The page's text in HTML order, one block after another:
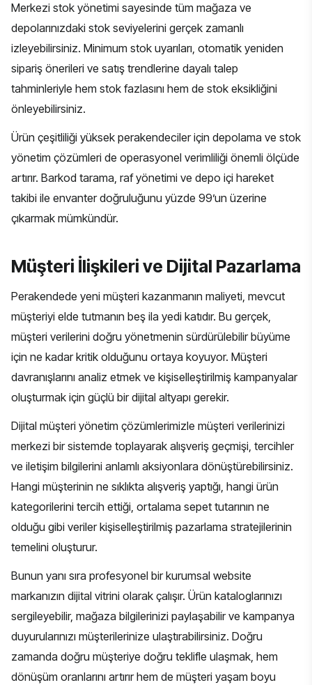
Merkezi stok yönetimi sayesinde tüm mağaza ve
depolarınızdaki stok seviyelerini gerçek zamanlı
izleyebilirsiniz. Minimum stok uyarıları, otomatik yeniden
sipariş önerileri ve satış trendlerine dayalı talep
tahminleriyle hem stok fazlasını hem de stok eksikliğini
önleyebilirsiniz.
Ürün çeşitliliği yüksek perakendeciler için depolama ve stok
yönetim çözümleri de operasyonel verimliliği önemli ölçüde
artırır. Barkod tarama, raf yönetimi ve depo içi hareket
takibi ile envanter doğruluğunu yüzde 99’un üzerine
çıkarmak mümkündür.
Müşteri İlişkileri ve Dijital Pazarlama
Perakendede yeni müşteri kazanmanın maliyeti, mevcut
müşteriyi elde tutmanın beş ila yedi katıdır. Bu gerçek,
müşteri verilerini doğru yönetmenin sürdürülebilir büyüme
için ne kadar kritik olduğunu ortaya koyuyor. Müşteri
davranışlarını analiz etmek ve kişiselleştirilmiş kampanyalar
oluşturmak için güçlü bir dijital altyapı gerekir.
Dijital müşteri yönetim çözümlerimizle müşteri verilerinizi
merkezi bir sistemde toplayarak alışveriş geçmişi, tercihler
ve iletişim bilgilerini anlamlı aksiyonlara dönüştürebilirsiniz.
Hangi müşterinin ne sıklıkta alışveriş yaptığı, hangi ürün
kategorilerini tercih ettiği, ortalama sepet tutarının ne
olduğu gibi veriler kişiselleştirilmiş pazarlama stratejilerinin
temelini oluşturur.
Bunun yanı sıra profesyonel birkurumsal website
markanızın dijital vitrini olarak çalışır. Ürün kataloglarınızı
sergileyebilir, mağaza bilgilerinizi paylaşabilir ve kampanya
duyurularınızı müşterilerinize ulaştırabilirsiniz. Doğru
zamanda doğru müşteriye doğru teklifle ulaşmak, hem
dönüşüm oranlarını artırır hem de müşteri yaşam boyu